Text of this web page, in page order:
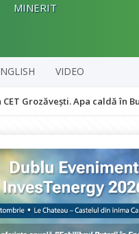
MINERIT
VIDEO
Apa caldă în București